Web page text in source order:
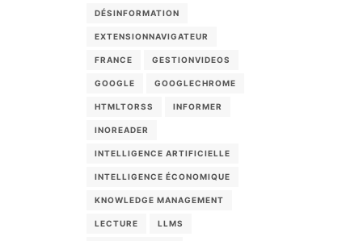
DÉSINFORMATION
EXTENSIONNAVIGATEUR
FRANCE GESTIONVIDEOS
GOOGLE GOOGLECHROME
HTMLTORSS INFORMER
INOREADER
INTELLIGENCE ARTIFICIELLE
INTELLIGENCE ÉCONOMIQUE
KNOWLEDGE MANAGEMENT
LECTURE LLMS